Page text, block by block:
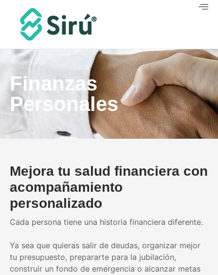
Finanzas
Personales
Mejora tu salud financiera con
acompañamiento
personalizado
Cada persona tiene una historia financiera diferente.
Ya sea que quieras salir de deudas, organizar mejor
tu presupuesto, prepararte para la jubilación,
construir un fondo de emergencia o alcanzar metas